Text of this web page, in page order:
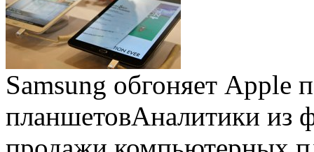
Samsung обгоняет Apple
планшетовАналитики из